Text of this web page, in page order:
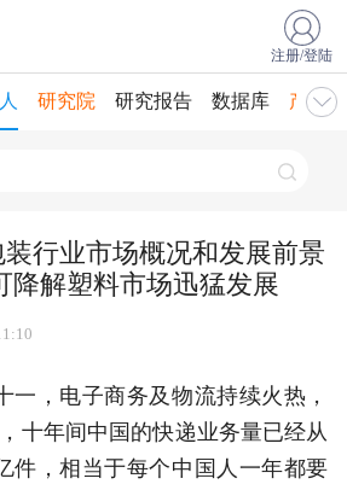
注册/登陆
研究院 研究报告 数据库 产业
装行业市场概况和发展前景
降解塑料市场迅猛发展
一，电子商务及物流持续火热，
十年间中国的快递业务量已经从
件，相当于每个中国人一年都要